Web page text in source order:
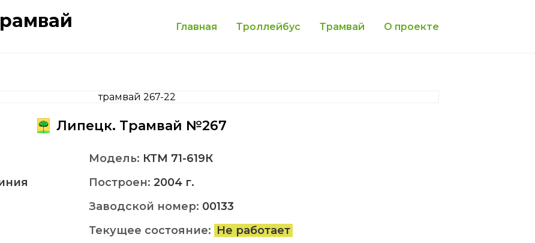
Главная Троллейбус Трамвай О проекте
Липецк. Трамвай №267
Модель: КТМ 71-619К
Построен: 2004 г.
Заводской номер: 00133
Текущее состояние: Не работает